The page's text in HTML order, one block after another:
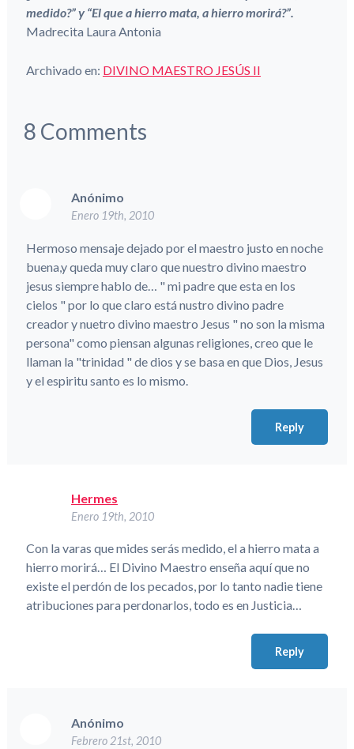
medido?” y “El que a hierro mata, a hierro morirá?”.
Madrecita Laura Antonia
Archivado en: DIVINO MAESTRO JESÚS II
8 Comments
Anónimo
Enero 19th, 2010
Hermoso mensaje dejado por el maestro justo en noche
buena,y queda muy claro que nuestro divino maestro
jesus siempre hablo de… " mi padre que esta en los
cielos " por lo que claro está nustro divino padre
creador y nuetro divino maestro Jesus " no son la misma
persona" como piensan algunas religiones, creo que le
llaman la "trinidad " de dios y se basa en que Dios, Jesus
y el espiritu santo es lo mismo.
Reply
Hermes
Enero 19th, 2010
Con la varas que mides serás medido, el a hierro mata a
hierro morirá… El Divino Maestro enseña aquí que no
existe el perdón de los pecados, por lo tanto nadie tiene
atribuciones para perdonarlos, todo es en Justicia…
Reply
Anónimo
Febrero 21st, 2010